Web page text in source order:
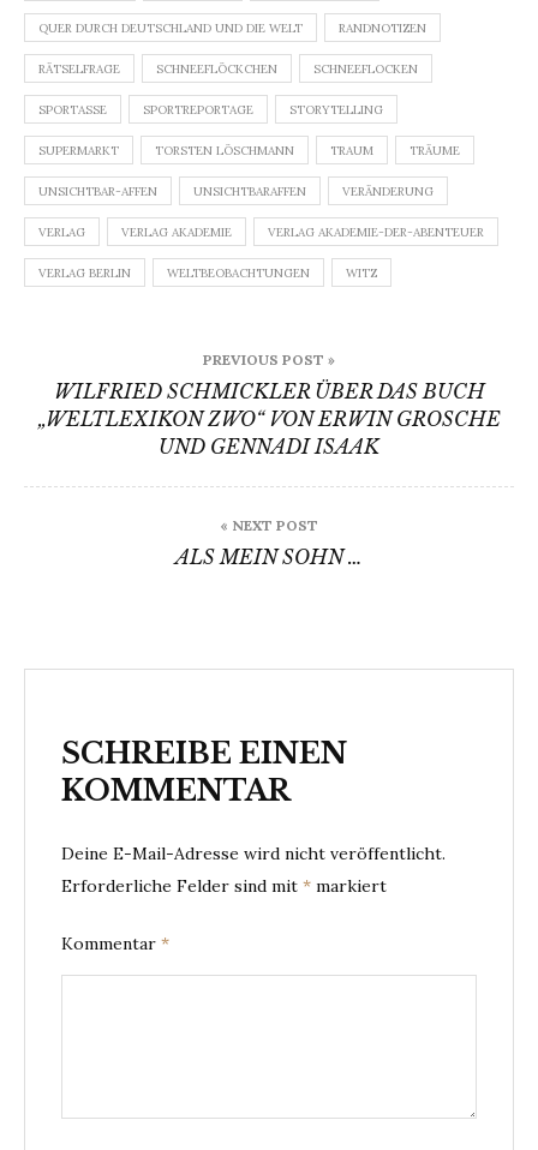
QUER DURCH DEUTSCHLAND UND DIE WELT RANDNOTIZEN
RÄTSELFRAGE SCHNEEFLÖCKCHEN SCHNEEFLOCKEN
SPORTASSE SPORTREPORTAGE STORYTELLING
SUPERMARKT TORSTEN LÖSCHMANN TRAUM TRÄUME
UNSICHTBAR-AFFEN UNSICHTBARAFFEN VERÄNDERUNG
VERLAG VERLAG AKADEMIE VERLAG AKADEMIE-DER-ABENTEUER
VERLAG BERLIN WELTBEOBACHTUNGEN WITZ
PREVIOUS POST »
WILFRIED SCHMICKLER ÜBER DAS BUCH
„WELTLEXIKON ZWO“ VON ERWIN GROSCHE
UND GENNADI ISAAK
« NEXT POST
ALS MEIN SOHN …
SCHREIBE EINEN
KOMMENTAR
Deine E-Mail-Adresse wird nicht veröffentlicht.
Erforderliche Felder sind mit * markiert
Kommentar *